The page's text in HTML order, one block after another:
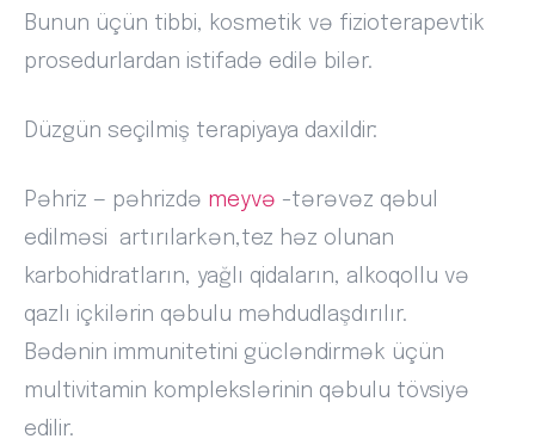
Bunun üçün tibbi, kosmetik və fizioterapevtik
prosedurlardan istifadə edilə bilər.
Düzgün seçilmiş terapiyaya daxildir:
Pəhriz — pəhrizdə meyvə -tərəvəz qəbul
edilməsi artırılarkən,tez həz olunan
karbohidratların, yağlı qidaların, alkoqollu və
qazlı içkilərin qəbulu məhdudlaşdırılır.
Bədənin immunitetini gücləndirmək üçün
multivitamin komplekslərinin qəbulu tövsiyə
edilir.